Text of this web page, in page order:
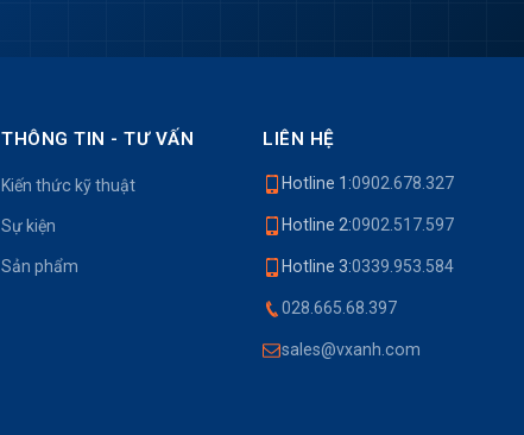
THÔNG TIN - TƯ VẤN
Kiến thức kỹ thuật
Sự kiện
Sản phẩm
LIÊN HỆ
Hotline 1:0902.678.327
Hotline 2:0902.517.597
Hotline 3:0339.953.584
028.665.68.397
sales@vxanh.com